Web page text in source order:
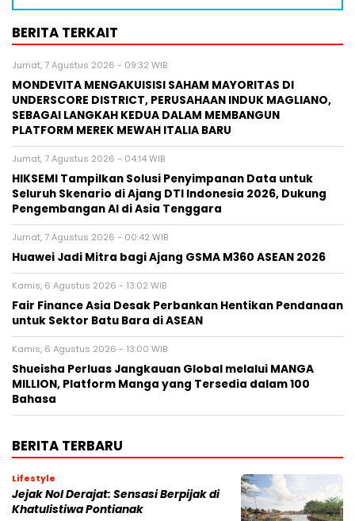
BERITA TERKAIT
Jumat, 7 Agustus 2026 - 09:32 WIB
MONDEVITA MENGAKUISISI SAHAM MAYORITAS DI
UNDERSCORE DISTRICT, PERUSAHAAN INDUK MAGLIANO,
SEBAGAI LANGKAH KEDUA DALAM MEMBANGUN
PLATFORM MEREK MEWAH ITALIA BARU
Jumat, 7 Agustus 2026 - 04:14 WIB
HIKSEMI Tampilkan Solusi Penyimpanan Data untuk
Seluruh Skenario di Ajang DTI Indonesia 2026, Dukung
Pengembangan AI di Asia Tenggara
Jumat, 7 Agustus 2026 - 00:42 WIB
Huawei Jadi Mitra bagi Ajang GSMA M360 ASEAN 2026
Kamis, 6 Agustus 2026 - 13:02 WIB
Fair Finance Asia Desak Perbankan Hentikan Pendanaan
untuk Sektor Batu Bara di ASEAN
Kamis, 6 Agustus 2026 - 13:00 WIB
Shueisha Perluas Jangkauan Global melalui MANGA
MILLION, Platform Manga yang Tersedia dalam 100
Bahasa
BERITA TERBARU
Lifestyle
Jejak Nol Derajat: Sensasi Berpijak di
Khatulistiwa Pontianak